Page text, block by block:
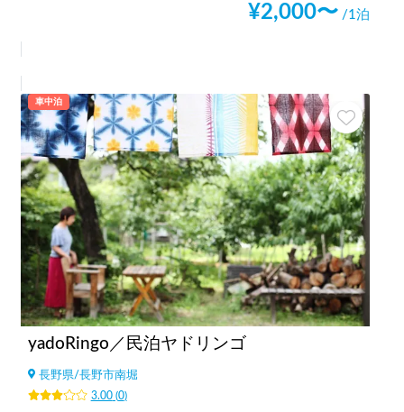
¥2,000〜 /1泊
車中泊
yadoRingo／民泊ヤドリンゴ
長野県/長野市南堀
3.00(0)